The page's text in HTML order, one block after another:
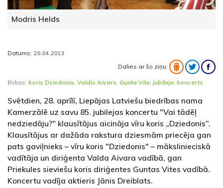
Modris Helds
Datums: 29.04.2013
Dalies ar šo ziņu:
Birkas: koris Dziedonis Valdis Aivars Gunta Vite jubileja koncerts
Svētdien, 28. aprīlī, Liepājas Latviešu biedrības nama
Kamerzālē uz savu 85. jubilejas koncertu "Vai tādēļ
nedziedāju?" klausītājus aicināja vīru koris „Dziedonis”.
Klausītājus ar dažāda rakstura dziesmām priecēja gan
pats gaviļnieks – vīru koris "Dziedonis" – mākslinieciskā
vadītāja un diriģenta Valda Aivara vadībā, gan
Priekules sieviešu koris diriģentes Guntas Vites vadībā.
Koncertu vadīja aktieris Jānis Dreiblats.